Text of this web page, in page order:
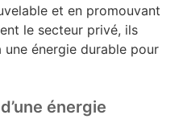
et en promouvant
le secteur privé, ils
une énergie durable pour
énergie